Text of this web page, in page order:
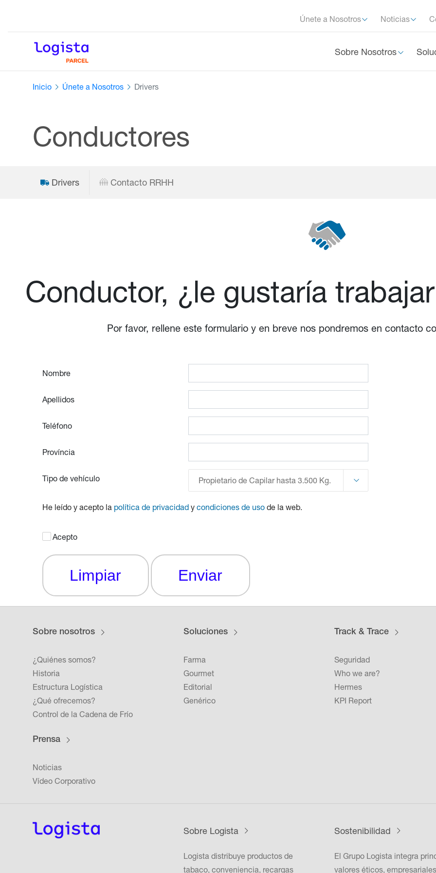
Únete a Nosotros Noticias
Sobre Nosotros
Inicio Únete a Nosotros Drivers
Conductores
Drivers Contacto RRHH
Conductor, ¿le gustaría
Por favor, rellene este formulario y en breve nos pondremos en contacto
Nombre
Apellidos
Teléfono
Província
Tipo de vehículo Propietario de Capilar hasta 3.500 Kg.
He leído y acepto la política de privacidad y condiciones de uso de la web.
Acepto
Limpiar Enviar
Sobre nosotros
¿Quiénes somos?
Historia
Estructura Logística
¿Qué ofrecemos?
Control de la Cadena de Frío
Prensa
Noticias
Vídeo Corporativo
Soluciones
Farma
Gourmet
Editorial
Genérico
Track & Trace
Seguridad
Who we are?
Hermes
KPI Report
Sobre Logista
Logista distribuye productos de
tabaco, conveniencia, recargas
Sostenibilidad
El Grupo Logista integra
valores éticos,